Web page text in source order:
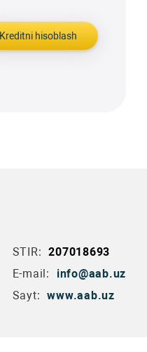
Kreditni hisoblash
STIR: 207018693
E-mail:
info@aab.uz
Sayt: www.aab.uz